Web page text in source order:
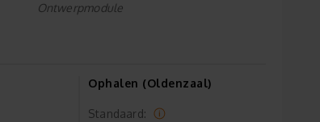
Ontwerpmodule
Ophalen (Oldenzaal)
Standaard: